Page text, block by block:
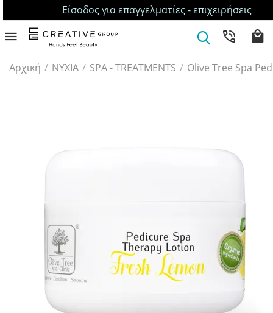
Είσοδος για επαγγελματίες - επιχειρήσεις
Αρχική / ΝΥΧΙΑ / SPA - TREATMENTS / Olive Tree Spa